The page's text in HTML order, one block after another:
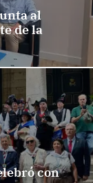
al
de la
con